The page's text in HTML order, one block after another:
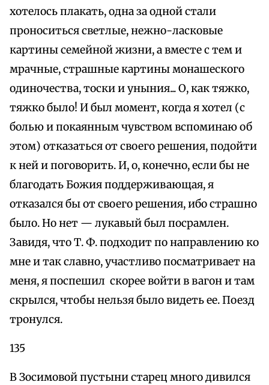
хотелось плакать, одна за одной стали
проноситься светлые, нежно-ласковые
картины семейной жизни, а вместе с тем и
мрачные, страшные картины монашеского
одиночества, тоски и уныния... О, как тяжко,
тяжко было! И был момент, когда я хотел (с
болью и покаянным чувством вспоминаю об
этом) отказаться от своего решения, подойти
к ней и поговорить. И, о, конечно, если бы не
благодать Божия поддерживающая, я
отказался бы от своего решения, ибо страшно
было. Но нет — лукавый был посрамлен.
Завидя, что Т. Ф. подходит по направлению ко
мне и так славно, участливо посматривает на
меня, я поспешил скорее войти в вагон и там
скрылся, чтобы нельзя было видеть ее. Поезд
тронулся.
135
В Зосимовой пустыни старец много дивился